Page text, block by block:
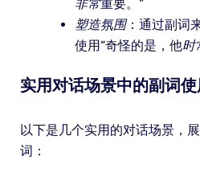
非常重要。”
塑造氛围：通过副词
使用“奇怪的是，他时
实用对话场景中的副词使
以下是几个实用的对话场景，
词：